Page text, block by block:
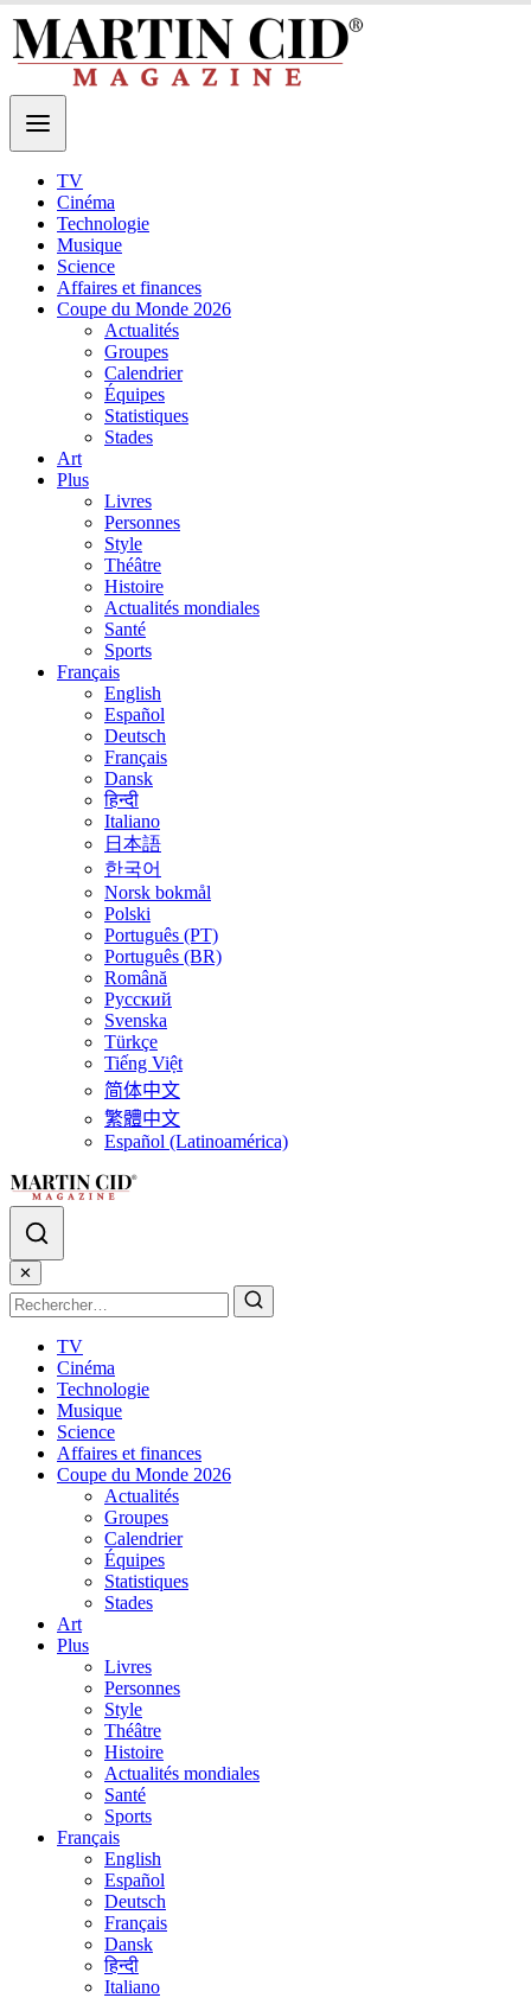
TV
Cinéma
Technologie
Musique
Science
Affaires et finances
Coupe du Monde 2026
Actualités
Groupes
Calendrier
Équipes
Statistiques
Stades
Art
Plus
Livres
Personnes
Style
Théâtre
Histoire
Actualités mondiales
Santé
Sports
Français
English
Español
Deutsch
Français
Dansk
हिन्दी
Italiano
日本語
한국어
Norsk bokmål
Polski
Português (PT)
Português (BR)
Română
Русский
Svenska
Türkçe
Tiếng Việt
简体中文
繁體中文
Español (Latinoamérica)
✕
TV
Cinéma
Technologie
Musique
Science
Affaires et finances
Coupe du Monde 2026
Actualités
Groupes
Calendrier
Équipes
Statistiques
Stades
Art
Plus
Livres
Personnes
Style
Théâtre
Histoire
Actualités mondiales
Santé
Sports
Français
English
Español
Deutsch
Français
Dansk
हिन्दी
Italiano